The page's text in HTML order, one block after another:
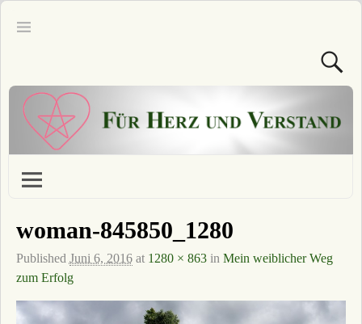
woman-845850_1280
Published Juni 6, 2016at 1280 × 863in Mein weiblicher Weg
zum Erfolg